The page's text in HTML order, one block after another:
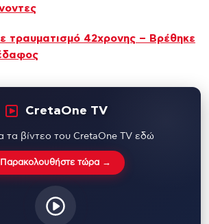
τραυματισμό 42χρονης – Βρέθηκε
CretaOne TV
τα βίντεο του CretaOne TV εδώ
Παρακολουθήστε τώρα →